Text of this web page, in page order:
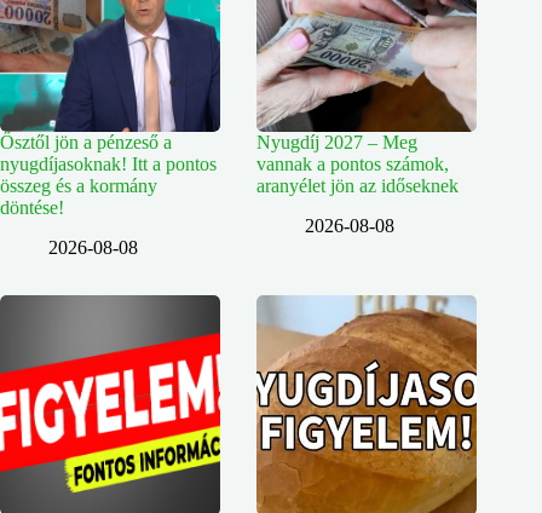
Ősztől jön a pénzeső a
nyugdíjasoknak! Itt a pontos
összeg és a kormány
döntése!
2026-08-08
Nyugdíj 2027 – Meg
vannak a pontos számok,
aranyélet jön az időseknek
2026-08-08